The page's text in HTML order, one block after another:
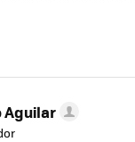
Aguilar